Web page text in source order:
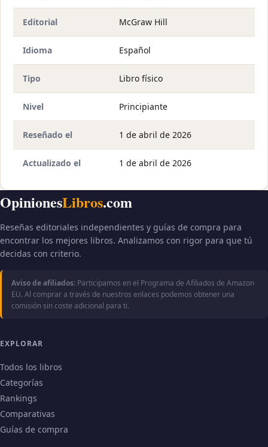
Editorial McGraw Hill
Idioma Español
Tipo Libro físico
Nivel Principiante
Reseñado el 1 de abril de 2026
Actualizado el 1 de abril de 2026
OpinionesLibros.com
Reseñas editoriales independientes y guías de compra para
encontrar los mejores libros. Analizamos con rigor para que tú
decidas con criterio.
Aviso de afiliados: Participamos en el Programa de Afiliados de Amazon
EU. Al comprar a través de nuestros enlaces podemos obtener una
comisión sin coste adicional para ti.
EXPLORAR
Todos los libros
Categorías
Rankings
Comparativas
Guías de compra